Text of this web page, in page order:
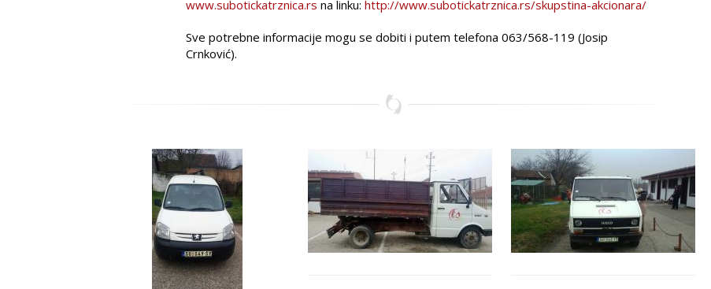
www.subotickatrznica.rs na linku: http://www.subotickatrznica.rs/skupstina-akcionara/
Sve potrebne informacije mogu se dobiti i putem telefona 063/568-119 (Josip
Crnković).